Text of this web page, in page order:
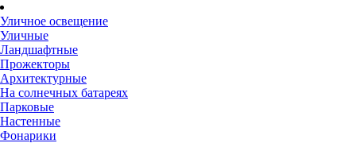
Уличное освещение
Уличные
Ландшафтные
Прожекторы
Архитектурные
На солнечных батареях
Парковые
Настенные
Фонарики